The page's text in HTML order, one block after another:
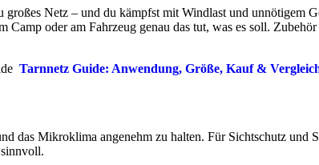
großes Netz – und du kämpfst mit Windlast und unnötigem
oder am Fahrzeug genau das tut, was es soll.
Tarnnetz Guide: Anwendung, Größe, Kauf &
das Mikroklima angenehm zu halten. Für Sichtschutz und